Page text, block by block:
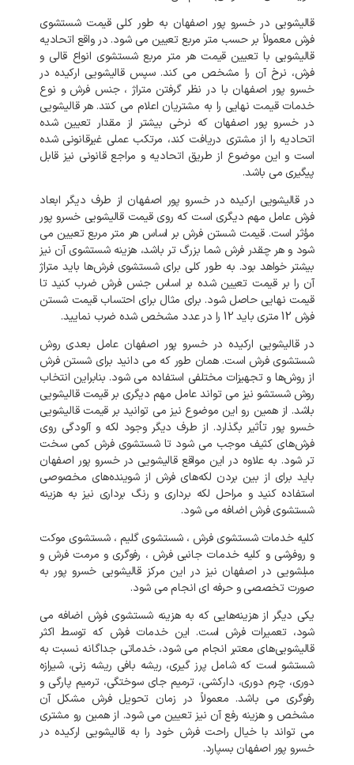
قالیشویی در خسرو پور اصفهان به طور کلی قیمت شستشوی
فرش معمولاً بر حسب متر مربع تعیین می شود. در واقع اتحادیه
قالیشویی با تعیین قیمت هر متر مربع شستشوی انواع قالی و
فرش، نرخ آن را مشخص می کند. سپس قالیشویی ارکیده در
خسرو پور اصفهان با در نظر گرفتن متراژ ، جنس فرش و نوع
خدمات قیمت نهایی را به مشتریان اعلام می کنند. هر قالیشویی
در خسرو پور اصفهان که نرخی بیشتر از مقدار تعیین شده
اتحادیه را از مشتری دریافت کند، مرتکب عملی غیرقانونی شده
است و این موضوع از طریق اتحادیه و مراجع قانونی نیز قابل
پیگیری می باشد.
در قالیشویی ارکیده در خسرو پور اصفهان از طرف دیگر ابعاد
فرش عامل مهم دیگری است که روی قیمت قالیشویی خسرو پور
مؤثر است. قیمت شستن فرش بر اساس هر متر مربع تعیین می
شود و هر چقدر فرش شما بزرگ تر باشد، هزینه شستشوی آن نیز
بیشتر خواهد بود. به طور کلی برای شستشوی فرش‌ها باید متراژ
آن را بر قیمت تعیین شده بر اساس جنس فرش ضرب کنید تا
قیمت نهایی حاصل شود. برای مثال برای احتساب قیمت شستن
فرش 12 متری باید 12 را در عدد مشخص شده ضرب نمایید.
در قالیشویی ارکیده در خسرو پور اصفهان عامل بعدی روش
شستشوی فرش است. همان طور که می دانید برای شستن فرش
از روش‌ها و تجهیزات مختلفی استفاده می شود. بنابراین انتخاب
روش شستشو نیز می تواند عامل مهم دیگری بر قیمت قالیشویی
باشد. از همین رو این موضوع نیز می توانید بر قیمت قالیشویی
خسرو پور تأثیر بگذارد. از طرف دیگر وجود لکه و آلودگی روی
فرش‌های کثیف موجب می شود تا شستشوی فرش کمی سخت
تر شود. به علاوه در این مواقع قالیشویی در خسرو پور اصفهان
باید برای از بین بردن لکه‌های فرش از شوینده‌های مخصوصی
استفاده کنید و مراحل لکه برداری و رنگ برداری نیز به هزینه
شستشوی فرش اضافه می شود.
کلیه خدمات شستشوی فرش ، شستشوی گلیم ، شستشوی موکت
و روفرشی و کلیه خدمات جانبی فرش ، رفوگری و مرمت فرش و
مبلشویی در اصفهان نیز در این مرکز قالیشویی خسرو پور به
صورت تخصصی و حرفه ای انجام می شود.
یکی دیگر از هزینه‌هایی که به هزینه شستشوی فرش اضافه می
شود، تعمیرات فرش است. این خدمات فرش که توسط اکثر
قالیشویی‌های معتبر انجام می شود، خدماتی جداگانه نسبت به
شستشو است که شامل پرز گیری، ریشه بافی ریشه زنی، شیرازه
دوری، چرم دوری، دارکشی، ترمیم جای سوختگی، ترمیم پارگی و
رفوگری می باشد. معمولاً در زمان تحویل فرش مشکل آن
مشخص و هزینه رفع آن نیز تعیین می شود. از همین رو مشتری
می تواند با خیال راحت فرش خود را به قالیشویی ارکیده در
خسرو پور اصفهان بسپارد.